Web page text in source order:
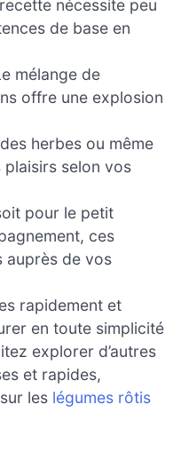
nécessite peu
de base en
mélange de
offre une explosion
herbes ou même
selon vos
pour le petit
ces
auprès de vos
rapidement et
en toute simplicité
explorer d’autres
et rapides,
les légumes rôtis